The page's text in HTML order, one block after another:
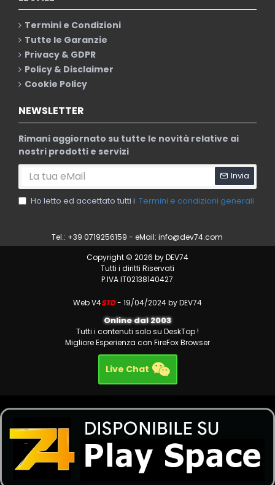
Termini e Condizioni
Tutte le Garanzie
Privacy & GDPR
Policy & Disclaimer
Cookie Policy
NEWSLETTER
Rimani aggiornato su tutte le novità relative ai
nostri prodotti e servizi
Invia
Ho letto ed accettato tutti i Termini e condizioni generali
Tel.: +39 0719256159 - eMail:info@dev74.com
Copyright © 2026 by DEV74
Tutti i diritti Riservati
P.IVA IT02138140427
Web V4STD- 19/04/2024 by DEV74
Online dal 2003
Tutti i contenuti solo su DeskTop !
Migliore Esperienza con FireFox Browser
Live Chat